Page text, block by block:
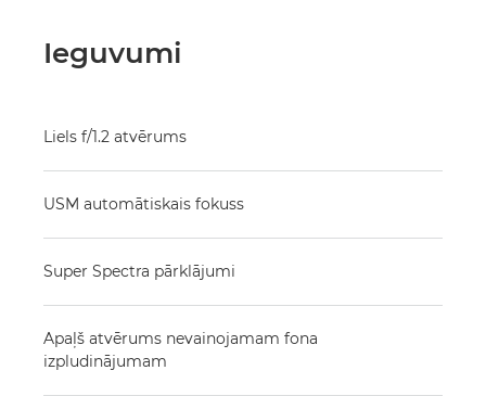
Ieguvumi
Liels f/1.2 atvērums
USM automātiskais fokuss
Super Spectra pārklājumi
Apaļš atvērums nevainojamam fona
izpludinājumam